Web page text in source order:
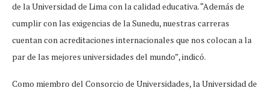
de la Universidad de Lima con la calidad educativa. “Además de
cumplir con las exigencias de la Sunedu, nuestras carreras
cuentan con acreditaciones internacionales que nos colocan a la
par de las mejores universidades del mundo”, indicó.
Como miembro del Consorcio de Universidades, la Universidad de